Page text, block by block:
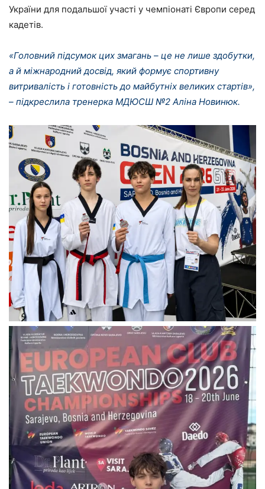
України для подальшої участі у чемпіонаті Європи серед
кадетів.
«Головний підсумок цих змагань – це не лише здобутки,
а й міжнародний досвід, який формує спортивну
витривалість і готовність до майбутніх великих стартів»,
– підкреслила тренерка МДЮСШ №2 Аліна Новинюк.